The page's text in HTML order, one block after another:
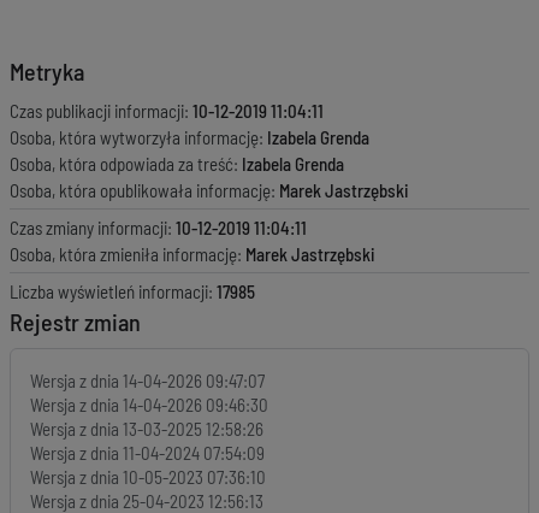
Metryka
Czas publikacji informacji: 10-12-2019 11:04:11
Osoba, która wytworzyła informację: Izabela Grenda
Osoba, która odpowiada za treść: Izabela Grenda
Osoba, która opublikowała informację: Marek Jastrzębski
Czas zmiany informacji: 10-12-2019 11:04:11
Osoba, która zmieniła informację: Marek Jastrzębski
Liczba wyświetleń informacji: 17985
Rejestr zmian
Wersja z dnia 14-04-2026 09:47:07
Wersja z dnia 14-04-2026 09:46:30
Wersja z dnia 13-03-2025 12:58:26
Wersja z dnia 11-04-2024 07:54:09
Wersja z dnia 10-05-2023 07:36:10
Wersja z dnia 25-04-2023 12:56:13